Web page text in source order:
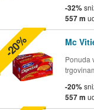
-32%
557 m
Mc
Ponuda
-20%
557 m
-20%